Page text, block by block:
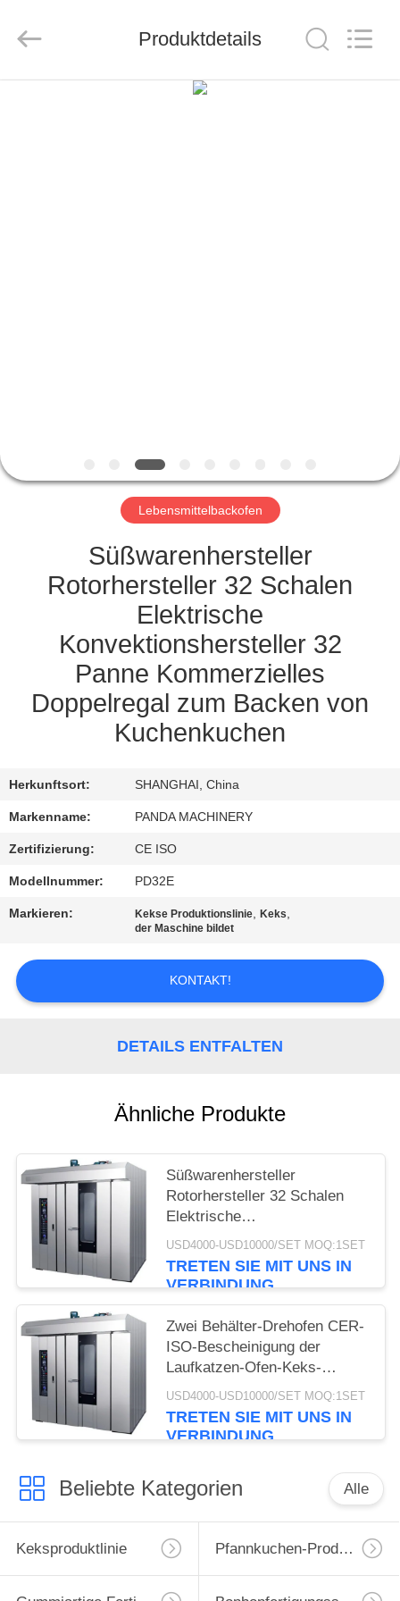
SIE
MIT
VERBINDUNG
NACHRICHTEN
FORDERN
ZITAT
SITEMAP
PRIVACY
POLICY
Reserved.
Developed
Produktdetails
Lebensmittelbackofen
Süßwarenhersteller
Rotorhersteller 32 Schalen
Elektrische
Konvektionshersteller 32
Panne Kommerzielles
Doppelregal zum Backen von
Kuchenkuchen
Herkunftsort: SHANGHAI, China
Markenname: PANDA MACHINERY
Zertifizierung: CE ISO
Modellnummer: PD32E
Markieren: Kekse Produktionslinie,Keks,
der Maschine bildet
KONTAKT!
DETAILS ENTFALTEN
Ähnliche Produkte
Süßwarenhersteller
Rotorhersteller 32 Schalen
Elektrische
Konvektionshersteller 32
Panne Kommerzielles
Doppelregal zum Backen von
USD4000-USD10000/SET MOQ:1SET
TRETEN SIE MIT UNS IN
VERBINDUNG
Zwei Behälter-Drehofen CER-
ISO-Bescheinigung der
Laufkatzen-Ofen-Keks-
Produktlinie-64
USD4000-USD10000/SET MOQ:1SET
TRETEN SIE MIT UNS IN
VERBINDUNG
Beliebte Kategorien Alle
Keksproduktlinie Pfannkuchen-Produktionslinie